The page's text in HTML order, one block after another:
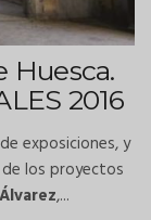
Huesca.
2016
exposiciones, y
los proyectos
,...